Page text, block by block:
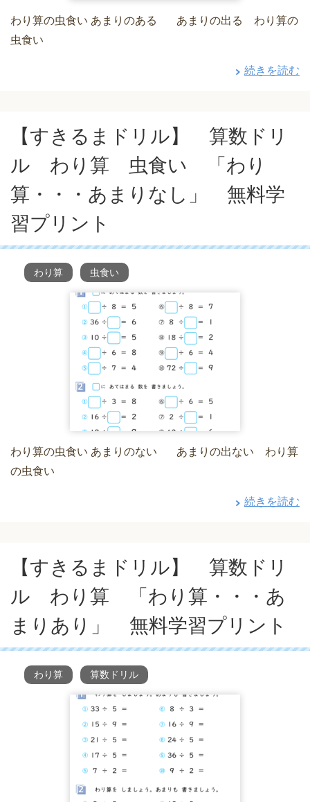
わり算の虫食い あまりのある あまりの出る わり算の
虫食い
続きを読む
【すきるまドリル】 算数ドリ
ル わり算 虫食い 「わり
算・・・あまりなし」 無料学
習プリント
わり算 虫食い
わり算の虫食い あまりのない あまりの出ない わり算
の虫食い
続きを読む
【すきるまドリル】 算数ドリ
ル わり算 「わり算・・・あ
まりあり」 無料学習プリント
わり算 算数ドリル